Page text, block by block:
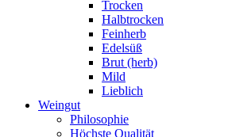
Trocken
Halbtrocken
Feinherb
Edelsüß
Brut (herb)
Mild
Lieblich
Weingut
Philosophie
Höchste Qualität